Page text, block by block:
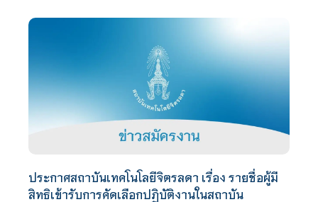
ประกาศสถาบันเทคโนโลยีจิตรลดา เรื่อง รายชื่อผู้มี
สิทธิเข้ารับการคัดเลือกปฏิบัติงานในสถาบัน